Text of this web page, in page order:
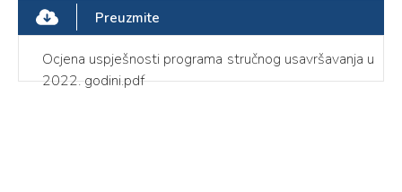
Preuzmite
Ocjena uspješnosti programa stručnog usavršavanja u
2022. godini.pdf